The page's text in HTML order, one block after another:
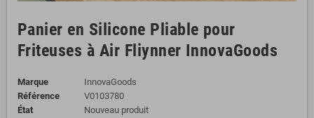
Panier en Silicone Pliable pour
Friteuses à Air Fliynner InnovaGoods
Marque
InnovaGoods
Référence
V0103780
État
Nouveau produit